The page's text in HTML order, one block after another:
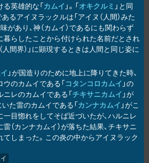
英雄的な「カムイ 」。「オキクルミ 」と同
るアイヌラックルは「アイヌ（人間）みた
があり、神（カムイ）であるにも関わらず
暮らしたことから付けられた名前だとされ
（人間界）」に顕現するときは人間と同じ姿に
」が国造りのために地上に降りてきた時、
のカムイである「コタンコ ロ カムイ 」の
レのカムイである「チキサニカムイ 」が
た雷のカムイである「カンナカムイ 」がこ
目惚れをしてそば近づいたが、ハルニレ
雷（カンナカムイ）が落ちた結果、チキサニ
しまった。この炎の中からアイヌラック